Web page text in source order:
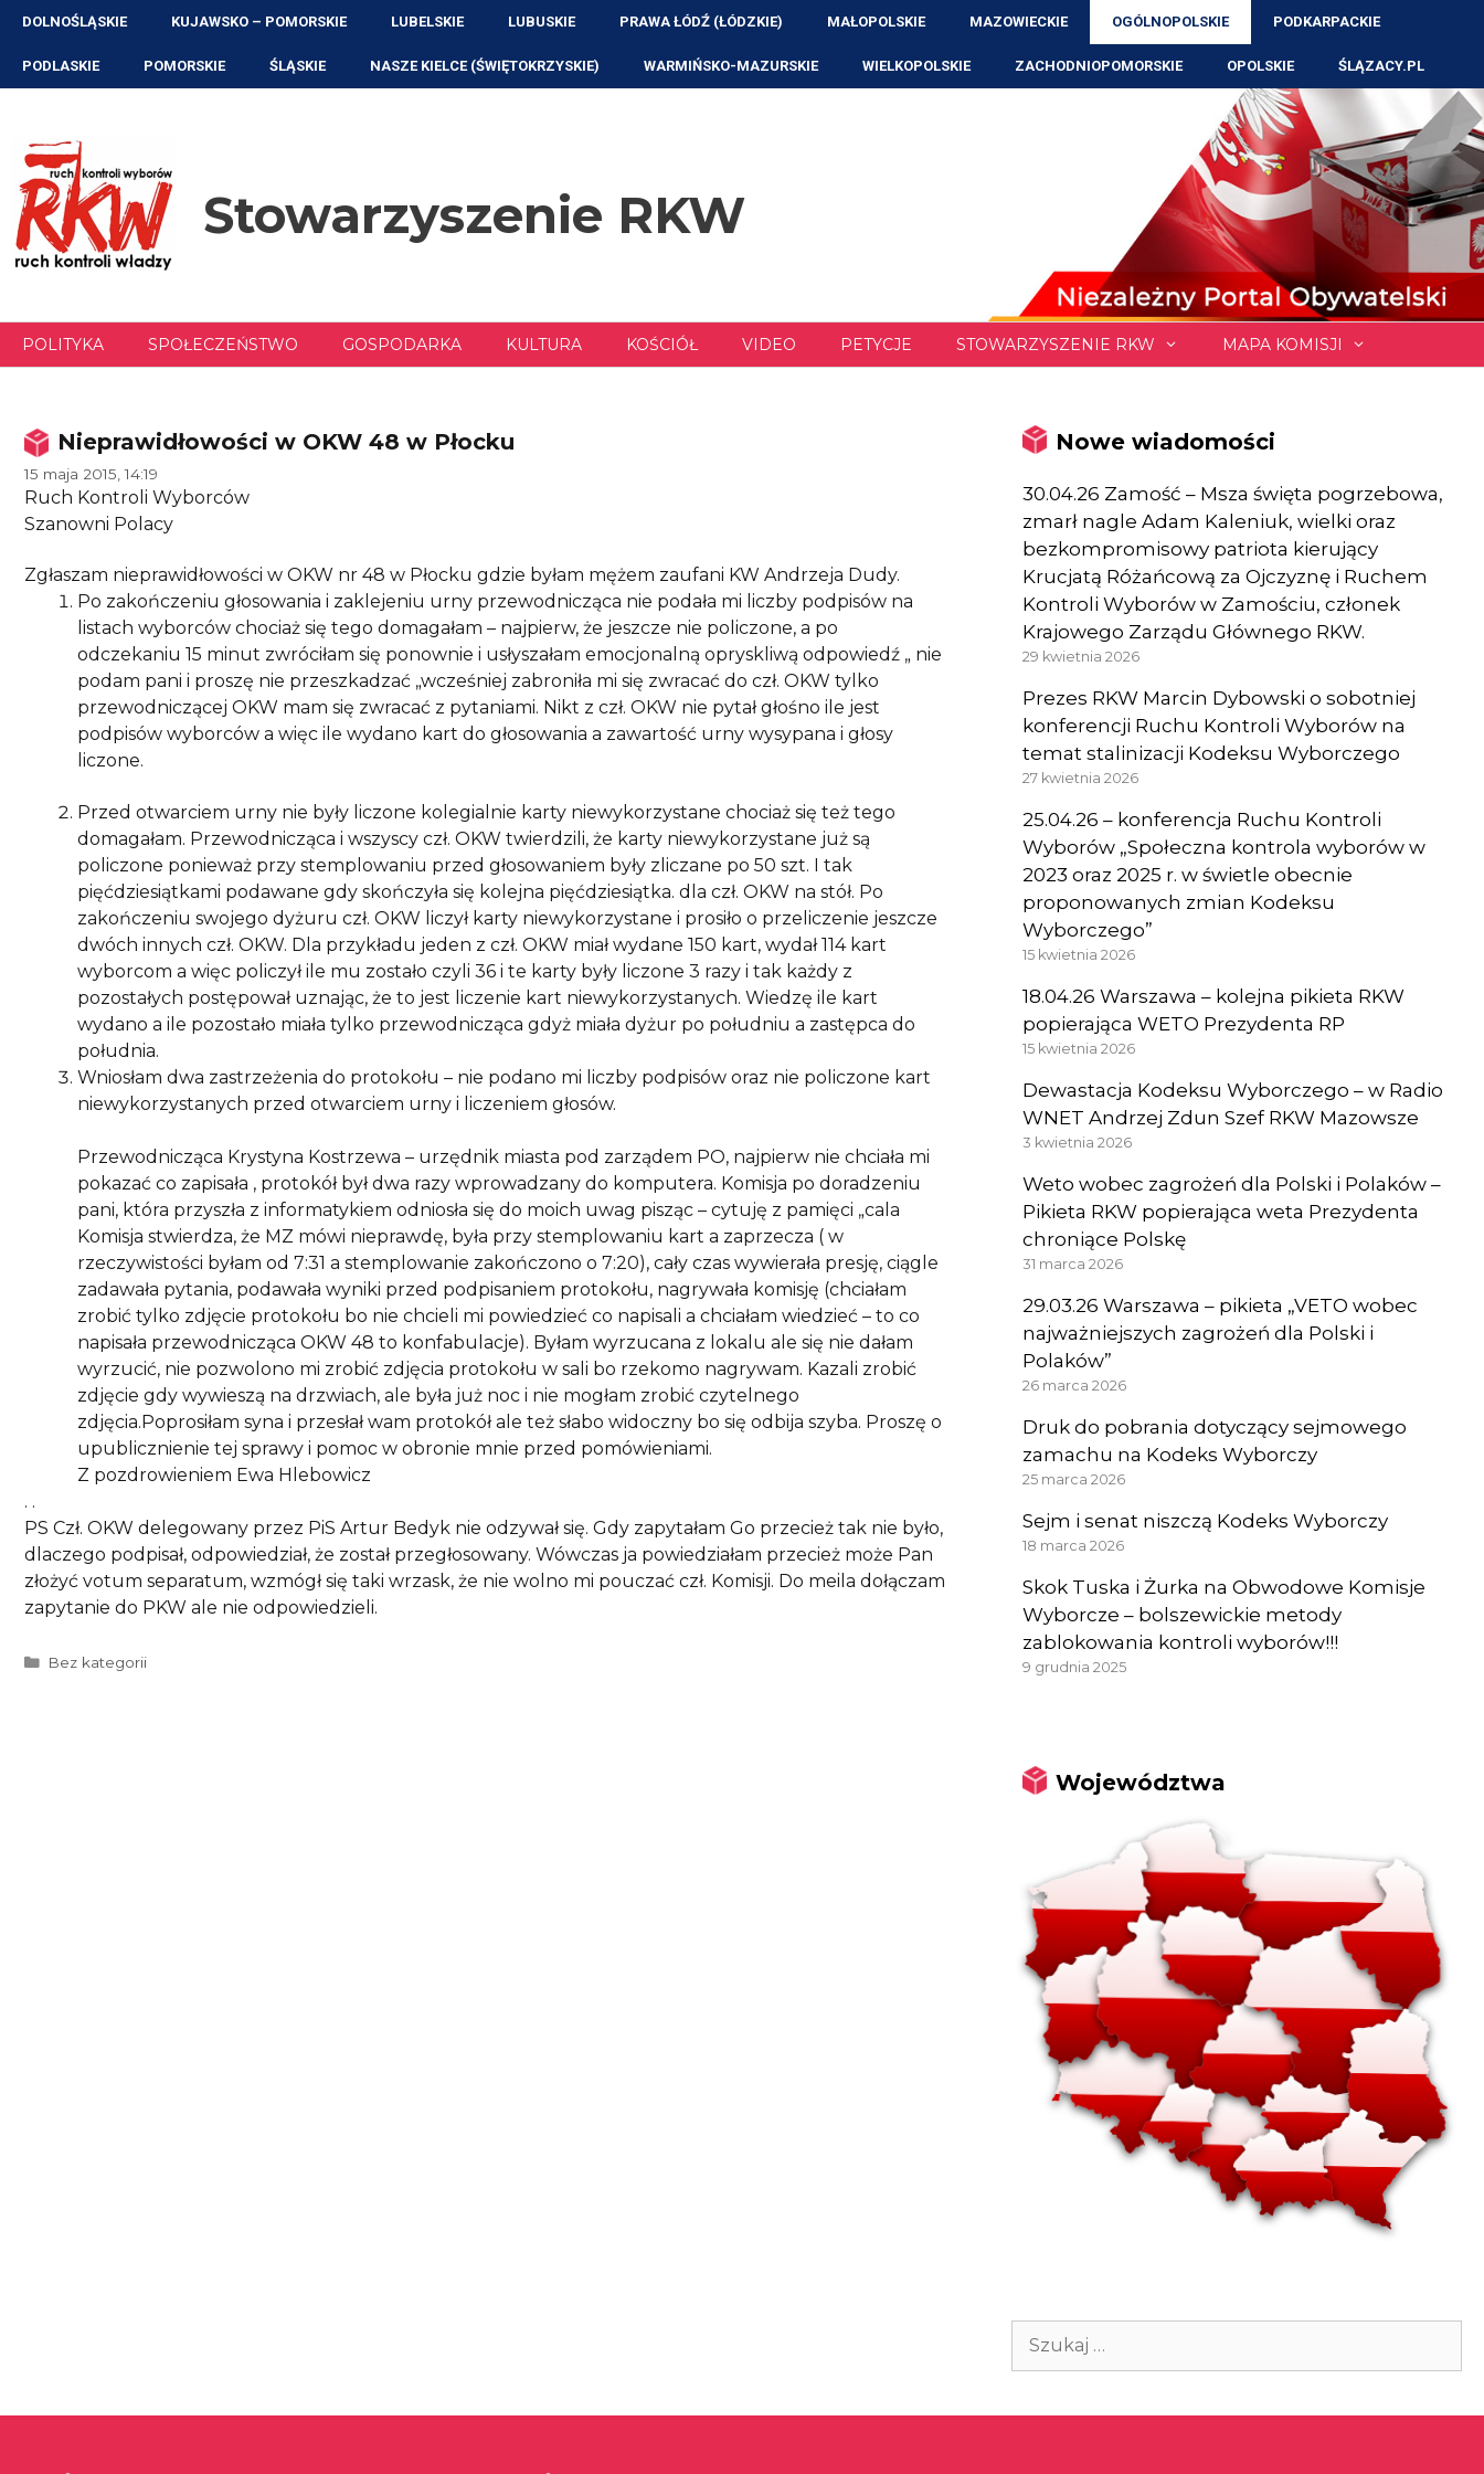
Przejdź
treści
DOLNOŚLĄSKIE KUJAWSKO – POMORSKIE LUBELSKIE LUBUSKIE PRAWA ŁÓDŹ (ŁÓDZKIE) MAŁOPOLSKIE MAZOWIECKIE OGÓLNOPOLSKIE PODKARPACKIE
PODLASKIE POMORSKIE ŚLĄSKIE NASZE KIELCE (ŚWIĘTOKRZYSKIE) WARMIŃSKO-MAZURSKIE WIELKOPOLSKIE ZACHODNIOPOMORSKIE OPOLSKIE ŚLĄZACY.PL
Stowarzyszenie RKW
POLITYKA SPOŁECZEŃSTWO GOSPODARKA KULTURA KOŚCIÓŁ VIDEO PETYCJE STOWARZYSZENIE RKW MAPA KOMISJI
Nieprawidłowości w OKW 48 w Płocku
15 maja 2015, 14:19
Ruch Kontroli Wyborców
Szanowni Polacy
Zgłaszam nieprawidłowości w OKW nr 48 w Płocku gdzie byłam mężem zaufani KW Andrzeja Dudy.
Po zakończeniu głosowania i zaklejeniu urny przewodnicząca nie podała mi liczby podpisów na
listach wyborców chociaż się tego domagałam – najpierw, że jeszcze nie policzone, a po
odczekaniu 15 minut zwróciłam się ponownie i usłyszałam emocjonalną opryskliwą odpowiedź „ nie
podam pani i proszę nie przeszkadzać „wcześniej zabroniła mi się zwracać do czł. OKW tylko
przewodniczącej OKW mam się zwracać z pytaniami. Nikt z czł. OKW nie pytał głośno ile jest
podpisów wyborców a więc ile wydano kart do głosowania a zawartość urny wysypana i głosy
liczone.
Przed otwarciem urny nie były liczone kolegialnie karty niewykorzystane chociaż się też tego
domagałam. Przewodnicząca i wszyscy czł. OKW twierdzili, że karty niewykorzystane już są
policzone ponieważ przy stemplowaniu przed głosowaniem były zliczane po 50 szt. I tak
pięćdziesiątkami podawane gdy skończyła się kolejna pięćdziesiątka. dla czł. OKW na stół. Po
zakończeniu swojego dyżuru czł. OKW liczył karty niewykorzystane i prosiło o przeliczenie jeszcze
dwóch innych czł. OKW. Dla przykładu jeden z czł. OKW miał wydane 150 kart, wydał 114 kart
wyborcom a więc policzył ile mu zostało czyli 36 i te karty były liczone 3 razy i tak każdy z
pozostałych postępował uznając, że to jest liczenie kart niewykorzystanych. Wiedzę ile kart
wydano a ile pozostało miała tylko przewodnicząca gdyż miała dyżur po południu a zastępca do
południa.
Wniosłam dwa zastrzeżenia do protokołu – nie podano mi liczby podpisów oraz nie policzone kart
niewykorzystanych przed otwarciem urny i liczeniem głosów.
Przewodnicząca Krystyna Kostrzewa – urzędnik miasta pod zarządem PO, najpierw nie chciała mi
pokazać co zapisała , protokół był dwa razy wprowadzany do komputera. Komisja po doradzeniu
pani, która przyszła z informatykiem odniosła się do moich uwag pisząc – cytuję z pamięci „cala
Komisja stwierdza, że MZ mówi nieprawdę, była przy stemplowaniu kart a zaprzecza ( w
rzeczywistości byłam od 7:31 a stemplowanie zakończono o 7:20), cały czas wywierała presję, ciągle
zadawała pytania, podawała wyniki przed podpisaniem protokołu, nagrywała komisję (chciałam
zrobić tylko zdjęcie protokołu bo nie chcieli mi powiedzieć co napisali a chciałam wiedzieć – to co
napisała przewodnicząca OKW 48 to konfabulacje). Byłam wyrzucana z lokalu ale się nie dałam
wyrzucić, nie pozwolono mi zrobić zdjęcia protokołu w sali bo rzekomo nagrywam. Kazali zrobić
zdjęcie gdy wywieszą na drzwiach, ale była już noc i nie mogłam zrobić czytelnego
zdjęcia.Poprosiłam syna i przesłał wam protokół ale też słabo widoczny bo się odbija szyba. Proszę o
upublicznienie tej sprawy i pomoc w obronie mnie przed pomówieniami.
Z pozdrowieniem Ewa Hlebowicz
. .
PS Czł. OKW delegowany przez PiS Artur Bedyk nie odzywał się. Gdy zapytałam Go przecież tak nie było,
dlaczego podpisał, odpowiedział, że został przegłosowany. Wówczas ja powiedziałam przecież może Pan
złożyć votum separatum, wzmógł się taki wrzask, że nie wolno mi pouczać czł. Komisji. Do meila dołączam
zapytanie do PKW ale nie odpowiedzieli.
Kategorie
Bez kategorii
Nowe wiadomości
30.04.26 Zamość – Msza święta pogrzebowa,
zmarł nagle Adam Kaleniuk, wielki oraz
bezkompromisowy patriota kierujący
Krucjatą Różańcową za Ojczyznę i Ruchem
Kontroli Wyborów w Zamościu, członek
Krajowego Zarządu Głównego RKW.
29 kwietnia 2026
Prezes RKW Marcin Dybowski o sobotniej
konferencji Ruchu Kontroli Wyborów na
temat stalinizacji Kodeksu Wyborczego
27 kwietnia 2026
25.04.26 – konferencja Ruchu Kontroli
Wyborów „Społeczna kontrola wyborów w
2023 oraz 2025 r. w świetle obecnie
proponowanych zmian Kodeksu
Wyborczego”
15 kwietnia 2026
18.04.26 Warszawa – kolejna pikieta RKW
popierająca WETO Prezydenta RP
15 kwietnia 2026
Dewastacja Kodeksu Wyborczego – w Radio
WNET Andrzej Zdun Szef RKW Mazowsze
3 kwietnia 2026
Weto wobec zagrożeń dla Polski i Polaków –
Pikieta RKW popierająca weta Prezydenta
chroniące Polskę
31 marca 2026
29.03.26 Warszawa – pikieta „VETO wobec
najważniejszych zagrożeń dla Polski i
Polaków”
26 marca 2026
Druk do pobrania dotyczący sejmowego
zamachu na Kodeks Wyborczy
25 marca 2026
Sejm i senat niszczą Kodeks Wyborczy
18 marca 2026
Skok Tuska i Żurka na Obwodowe Komisje
Wyborcze – bolszewickie metody
zablokowania kontroli wyborów!!!
9 grudnia 2025
Województwa
Szukaj: